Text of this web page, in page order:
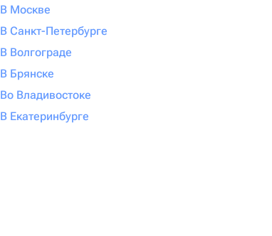
В Москве
В Санкт-Петербурге
В Волгограде
В Брянске
Во Владивостоке
В Екатеринбурге